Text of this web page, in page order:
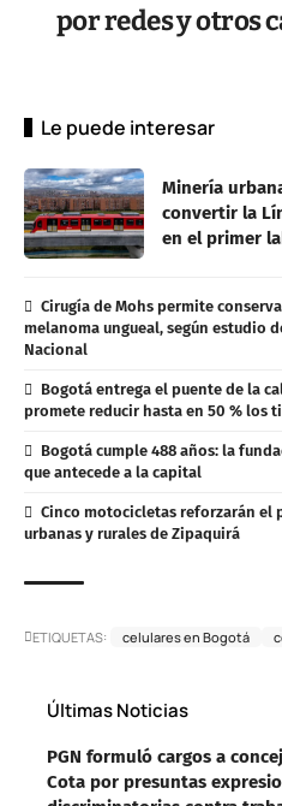
por redes y otros
Le puede interesar
Minería
convertir la
en el primer
Cirugía de Mohs permite
melanoma ungueal, según estudio
Nacional
Bogotá entrega el puente de la
promete reducir hasta en 50 % los
Bogotá cumple 488 años: la
que antecede a la capital
Cinco motocicletas reforzarán el
urbanas y rurales de Zipaquirá
ETIQUETAS: celulares en Bogotá
Últimas Noticias
PGN formuló cargos a
Cota por presuntas